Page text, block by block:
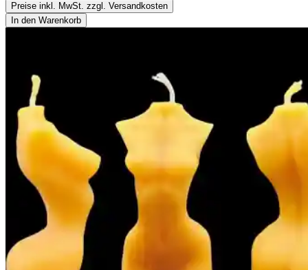
Preise inkl. MwSt. zzgl. Versandkosten
In den Warenkorb